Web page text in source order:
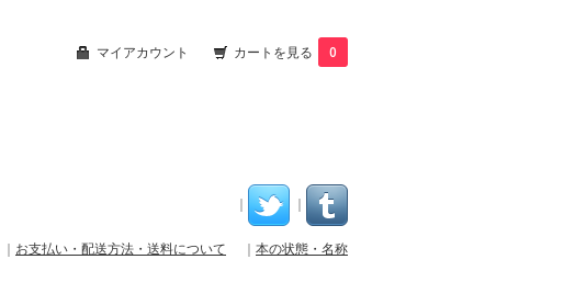
マイアカウント カートを見る 0
｜ ｜
｜ お支払い・配送方法・送料について ｜ 本の状態・名称